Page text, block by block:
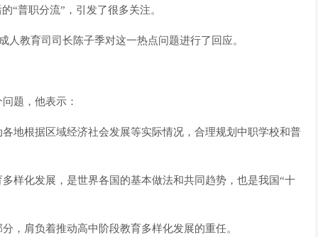
“普职分流”，引发了很多关注。
教育司司长陈子季对这一热点问题进行了回应。
题，他表示：
地根据区域经济社会发展等实际情况，合理规划中职学校和普
样化发展，是世界各国的基本做法和共同趋势，也是我国“十
，肩负着推动高中阶段教育多样化发展的重任。